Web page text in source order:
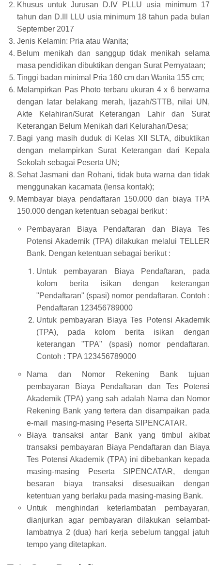
Khusus untuk Jurusan D.IV PLLU usia minimum 17
tahun dan D.III LLU usia minimum 18 tahun pada bulan
September 2017
Jenis Kelamin: Pria atau Wanita;
Belum menikah dan sanggup tidak menikah selama
masa pendidikan dibuktikan dengan Surat Pernyataan;
Tinggi badan minimal Pria 160 cm dan Wanita 155 cm;
Melampirkan Pas Photo terbaru ukuran 4 x 6 berwarna
dengan latar belakang merah, Ijazah/STTB, nilai UN,
Akte Kelahiran/Surat Keterangan Lahir dan Surat
Keterangan Belum Menikah dari Kelurahan/Desa;
Bagi yang masih duduk di Kelas XII SLTA, dibuktikan
dengan melampirkan Surat Keterangan dari Kepala
Sekolah sebagai Peserta UN;
Sehat Jasmani dan Rohani, tidak buta warna dan tidak
menggunakan kacamata (lensa kontak);
Membayar biaya pendaftaran 150.000 dan biaya TPA
150.000 dengan ketentuan sebagai berikut :
Pembayaran Biaya Pendaftaran dan Biaya Tes
Potensi Akademik (TPA) dilakukan melalui TELLER
Bank. Dengan ketentuan sebagai berikut :
Untuk pembayaran Biaya Pendaftaran, pada
kolom berita isikan dengan keterangan
"Pendaftaran" (spasi) nomor pendaftaran. Contoh :
Pendaftaran 123456789000
Untuk pembayaran Biaya Tes Potensi Akademik
(TPA), pada kolom berita isikan dengan
keterangan "TPA" (spasi) nomor pendaftaran.
Contoh : TPA 123456789000
Nama dan Nomor Rekening Bank tujuan
pembayaran Biaya Pendaftaran dan Tes Potensi
Akademik (TPA) yang sah adalah Nama dan Nomor
Rekening Bank yang tertera dan disampaikan pada
e-mail masing-masing Peserta SIPENCATAR.
Biaya transaksi antar Bank yang timbul akibat
transaksi pembayaran Biaya Pendaftaran dan Biaya
Tes Potensi Akademik (TPA) ini dibebankan kepada
masing-masing Peserta SIPENCATAR, dengan
besaran biaya transaksi disesuaikan dengan
ketentuan yang berlaku pada masing-masing Bank.
Untuk menghindari keterlambatan pembayaran,
dianjurkan agar pembayaran dilakukan selambat-
lambatnya 2 (dua) hari kerja sebelum tanggal jatuh
tempo yang ditetapkan.